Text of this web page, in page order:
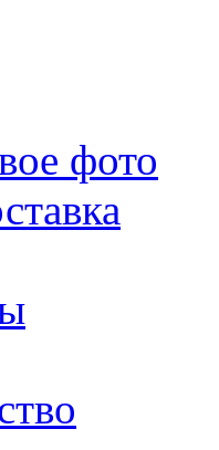
фото